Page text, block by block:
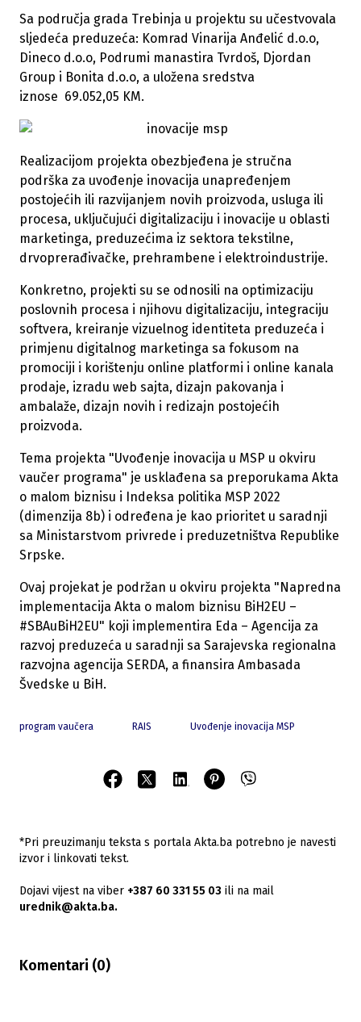
Sa područja grada Trebinja u projektu su učestvovala
sljedeća preduzeća: Komrad Vinarija Anđelić d.o.o,
Dineco d.o.o, Podrumi manastira Tvrdoš, Djordan
Group i Bonita d.o.o, a uložena sredstva
iznose 69.052,05 KM.
Realizacijom projekta obezbjeđena je stručna
podrška za uvođenje inovacija unapređenjem
postojećih ili razvijanjem novih proizvoda, usluga ili
procesa, uključujući digitalizaciju i inovacije u oblasti
marketinga, preduzećima iz sektora tekstilne,
drvoprerađivačke, prehrambene i elektroindustrije.
Konkretno, projekti su se odnosili na optimizaciju
poslovnih procesa i njihovu digitalizaciju, integraciju
softvera, kreiranje vizuelnog identiteta preduzeća i
primjenu digitalnog marketinga sa fokusom na
promociji i korištenju online platformi i online kanala
prodaje, izradu web sajta, dizajn pakovanja i
ambalaže, dizajn novih i redizajn postojećih
proizvoda.
Tema projekta "Uvođenje inovacija u MSP u okviru
vaučer programa" je usklađena sa preporukama Akta
o malom biznisu i Indeksa politika MSP 2022
(dimenzija 8b) i određena je kao prioritet u saradnji
sa Ministarstvom privrede i preduzetništva Republike
Srpske.
Ovaj projekat je podržan u okviru projekta "Napredna
implementacija Akta o malom biznisu BiH2EU –
#SBAuBiH2EU" koji implementira Eda – Agencija za
razvoj preduzeća u saradnji sa Sarajevska regionalna
razvojna agencija SERDA, a finansira Ambasada
Švedske u BiH.
program vaučera RAIS Uvođenje inovacija MSP
*Pri preuzimanju teksta s portala Akta.ba potrebno je navesti
izvor i linkovati tekst.
Dojavi vijest na viber +387 60 331 55 03 ili na mail
urednik@akta.ba.
Komentari (0)